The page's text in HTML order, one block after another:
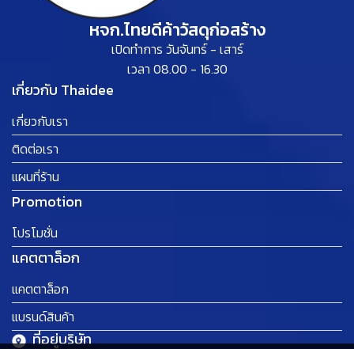
หจก.ไทยดีค้าวัสดุก่อสร้าง
เปิดทำการ วันจันทร์ - เสาร์
เวลา 08.00 - 16.30
เกี่ยวกับ Thaidee
เกี่ยวกับเรา
ติดต่อเรา
แผนที่ร้าน
Promotion
โปรโมชั่น
แคตตาล็อก
แคตตาล็อก
แบรนด์สินค้า
ที่อยู่บริษัท